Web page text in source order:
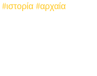
#ιστορία #αρχαία